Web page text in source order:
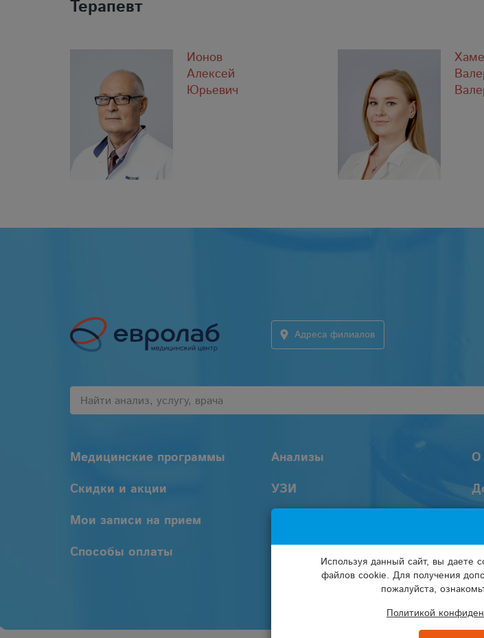
Терапевт
Ионов
Алексей
Юрьевич
Адреса филиалов
Медицинские программы
Скидки и акции
Мои записи на прием
Способы оплаты
Анализы
УЗИ
О
Используя данный сайт, вы даете
файлов cookie. Для получения
пожалуйста,
Политикой